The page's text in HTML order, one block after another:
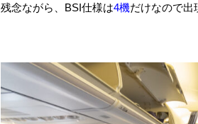
残念ながら、BSI仕様は4機だけなので出